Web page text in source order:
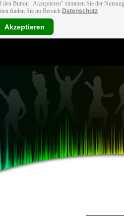
Button "Akzeptieren" stimmen Sie der
finden Sie im Bereich Datenschutz
Akzeptieren